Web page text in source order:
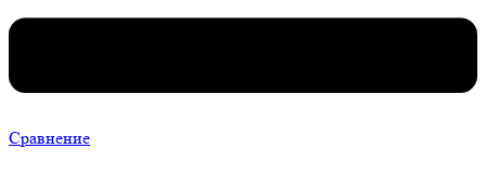
Сравнение